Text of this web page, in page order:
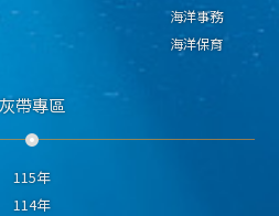
海洋事務
海洋保育
灰帶專區
115年
114年